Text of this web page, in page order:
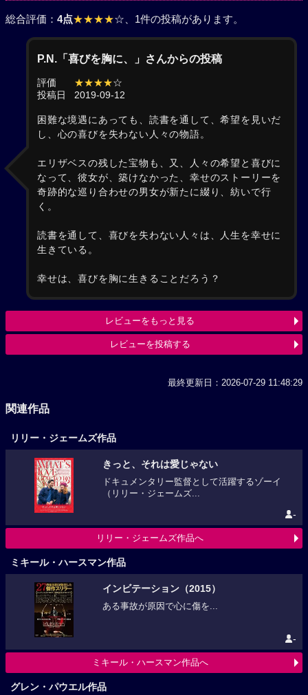
総合評価： 4点★★★★☆ 、1件の投稿があります。
P.N.「喜びを胸に、」さんからの投稿
評価 ★★★★☆
投稿日
2019-09-12
困難な境遇にあっても、読書を通して、希望を見いだ
し、心の喜びを失わない人々の物語。
エリザベスの残した宝物も、又、人々の希望と喜びに
なって、彼女が、築けなかった、幸せのストーリーを
奇跡的な巡り合わせの男女が新たに綴り、紡いで行
く。
読書を通して、喜びを失わない人々は、人生を幸せに
生きている。
幸せは、喜びを胸に生きることだろう？
レビューをもっと見る
レビューを投稿する
最終更新日：2026-07-29 11:48:29
関連作品
リリー・ジェームズ作品
きっと、それは愛じゃない
ドキュメンタリー監督として活躍するゾーイ
（リリー・ジェームズ...
-
リリー・ジェームズ作品へ
ミキール・ハースマン作品
インビテーション（2015）
ある事故が原因で心に傷を...
-
ミキール・ハースマン作品へ
グレン・パウエル作品